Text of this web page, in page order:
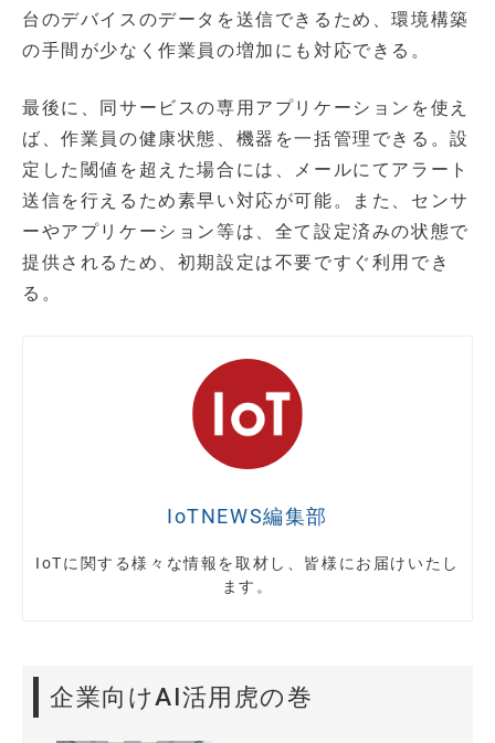
台のデバイスのデータを送信できるため、環境構築
の手間が少なく作業員の増加にも対応できる。
最後に、同サービスの専用アプリケーションを使え
ば、作業員の健康状態、機器を一括管理できる。設
定した閾値を超えた場合には、メールにてアラート
送信を行えるため素早い対応が可能。また、センサ
ーやアプリケーション等は、全て設定済みの状態で
提供されるため、初期設定は不要ですぐ利用でき
る。
IoTNEWS編集部
IoTに関する様々な情報を取材し、皆様にお届けいたし
ます。
企業向けAI活用虎の巻